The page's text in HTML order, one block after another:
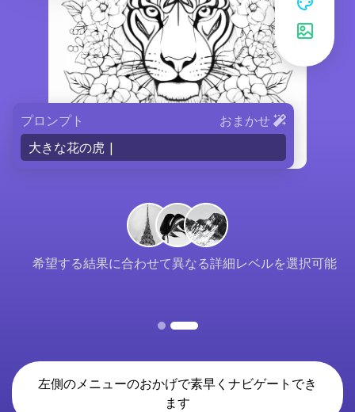
プロンプト
おまかせ
大きな花の虎 |
希望する結果に合わせて異なる詳細レベルを選択可能
左側のメニューのおかげで素早くナビゲートでき
ます